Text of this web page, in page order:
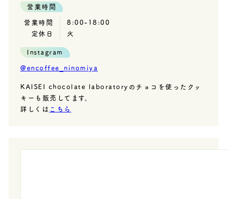
営業時間
営業時間
8:00-18:00
定休日
火
Instagram
@encoffee_ninomiya
KAISEI chocolate laboratoryのチョコを使ったクッ
キーも販売してます。
詳しくは こちら